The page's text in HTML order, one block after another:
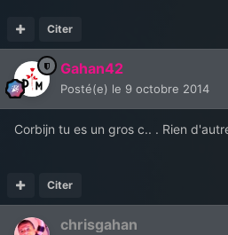
Citer
Gahan42
Posté(e) le 9 octobre 2014
Corbijn tu es un gros c.. . Rien
Citer
chrisgahan